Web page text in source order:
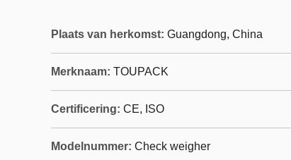
Plaats van herkomst: Guangdong, China
Merknaam: TOUPACK
Certificering: CE, ISO
Modelnummer: Check weigher